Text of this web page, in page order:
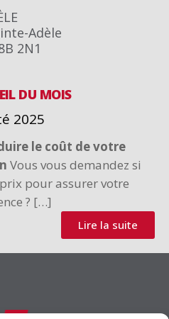
Adèle
2N1
DU MOIS
2025
le coût de votre
Vous vous demandez si
pour assurer votre
? […]
Lire la suite